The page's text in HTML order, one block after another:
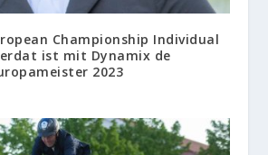
Championship Individual
ist mit Dynamix de
2023